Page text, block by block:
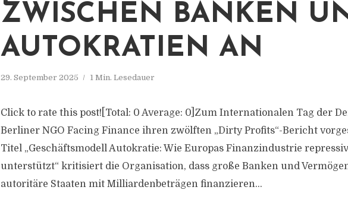
ZWISCHEN BANKEN
AUTOKRATIEN AN
29. September 2025 1 Min. Lesedauer
Click to rate this post![Total: 0 Average: 0]Zum Internationalen Tag der
Berliner NGO Facing Finance ihren zwölften „Dirty Profits“-Bericht
Titel „Geschäftsmodell Autokratie: Wie Europas Finanzindustrie
unterstützt“ kritisiert die Organisation, dass große Banken und
autoritäre Staaten mit Milliardenbeträgen finanzieren...